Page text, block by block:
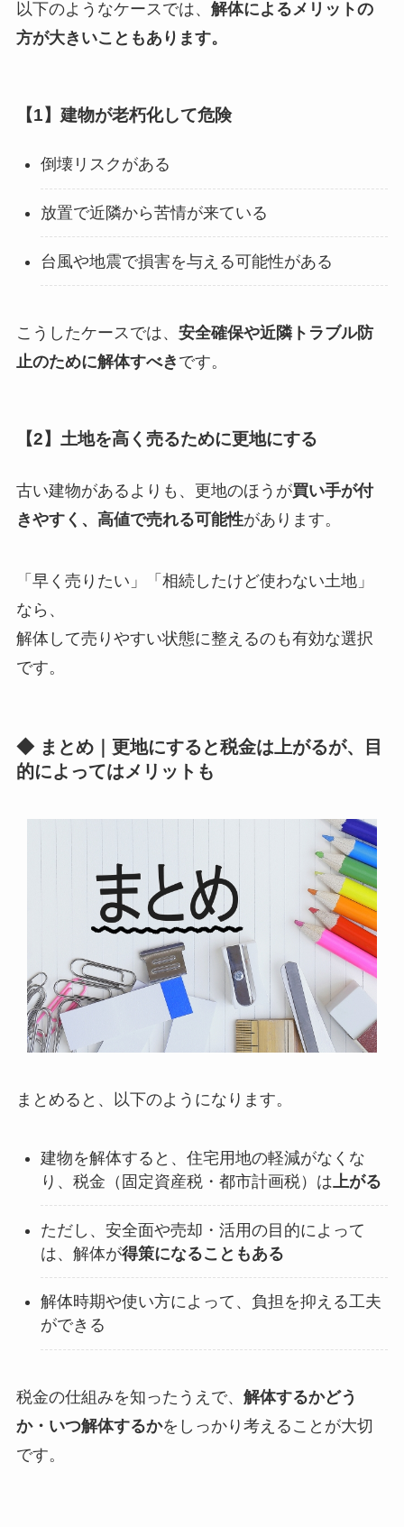
以下のようなケースでは、 解体によるメリットの
方が大きいこともあります。
【1】建物が老朽化して危険
倒壊リスクがある
放置で近隣から苦情が来ている
台風や地震で損害を与える可能性がある
こうしたケースでは、 安全確保や近隣トラブル防
止のために解体すべき です。
【2】土地を高く売るために更地にする
古い建物があるよりも、更地のほうが買い手が付
きやすく、高値で売れる可能性があります。
「早く売りたい」「相続したけど使わない土地」
なら、
解体して売りやすい状態に整えるのも有効な選択
です。
◆ まとめ｜更地にすると税金は上がるが、目
的によってはメリットも
まとめると、以下のようになります。
建物を解体すると、住宅用地の軽減がなくな
り、税金（固定資産税・都市計画税）は 上がる
ただし、安全面や売却・活用の目的によって
は、解体が得策になることもある
解体時期や使い方によって、負担を抑える工夫
ができる
税金の仕組みを知ったうえで、 解体するかどう
か・いつ解体するかをしっかり考えることが大切
です。